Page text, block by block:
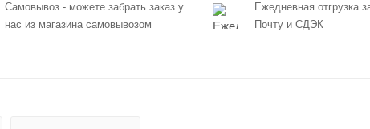
Самовывоз - можете забрать заказ у
нас из магазина самовывозом
Ежедневная отгрузка
Почту и СДЭК